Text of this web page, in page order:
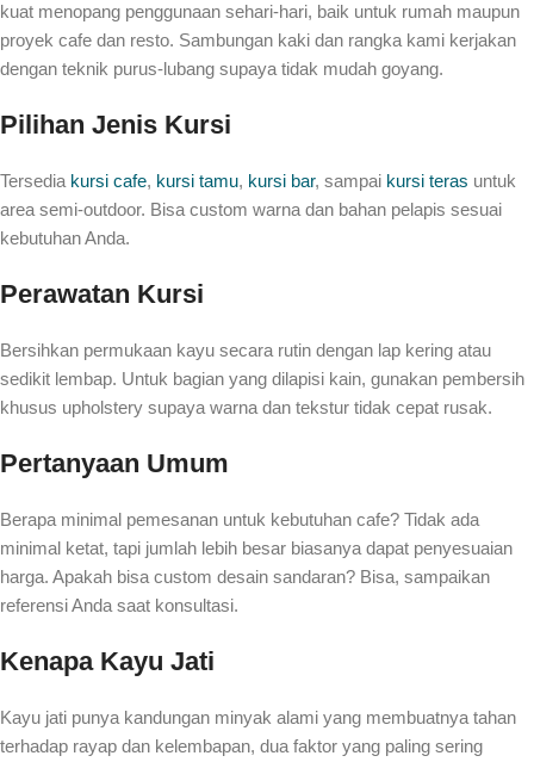
kuat menopang penggunaan sehari-hari, baik untuk rumah maupun
proyek cafe dan resto. Sambungan kaki dan rangka kami kerjakan
dengan teknik purus-lubang supaya tidak mudah goyang.
Pilihan Jenis Kursi
Tersedia kursi cafe, kursi tamu, kursi bar, sampai kursi teras untuk
area semi-outdoor. Bisa custom warna dan bahan pelapis sesuai
kebutuhan Anda.
Perawatan Kursi
Bersihkan permukaan kayu secara rutin dengan lap kering atau
sedikit lembap. Untuk bagian yang dilapisi kain, gunakan pembersih
khusus upholstery supaya warna dan tekstur tidak cepat rusak.
Pertanyaan Umum
Berapa minimal pemesanan untuk kebutuhan cafe? Tidak ada
minimal ketat, tapi jumlah lebih besar biasanya dapat penyesuaian
harga. Apakah bisa custom desain sandaran? Bisa, sampaikan
referensi Anda saat konsultasi.
Kenapa Kayu Jati
Kayu jati punya kandungan minyak alami yang membuatnya tahan
terhadap rayap dan kelembapan, dua faktor yang paling sering